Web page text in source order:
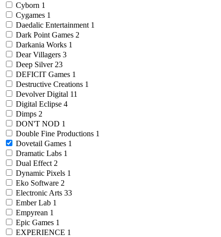
Cyborn 1
Cygames 1
Daedalic Entertainment 1
Dark Point Games 2
Darkania Works 1
Dear Villagers 3
Deep Silver 23
DEFICIT Games 1
Destructive Creations 1
Devolver Digital 11
Digital Eclipse 4
Dimps 2
DON'T NOD 1
Double Fine Productions 1
Dovetail Games 1
Dramatic Labs 1
Dual Effect 2
Dynamic Pixels 1
Eko Software 2
Electronic Arts 33
Ember Lab 1
Empyrean 1
Epic Games 1
EXPERIENCE 1